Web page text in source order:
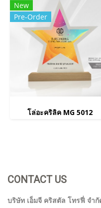
New
Pre-Order
โล่อะคริลิค MG 5012
CONTACT US
บริษัท เอ็มจี คริสตัล โทรฟี่ จำกั